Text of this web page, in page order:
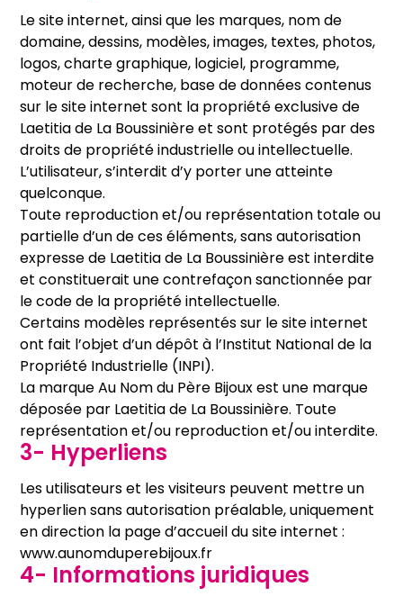
Le site internet, ainsi que les marques, nom de
domaine, dessins, modèles, images, textes, photos,
logos, charte graphique, logiciel, programme,
moteur de recherche, base de données contenus
sur le site internet sont la propriété exclusive de
Laetitia de La Boussinière et sont protégés par des
droits de propriété industrielle ou intellectuelle.
L’utilisateur, s’interdit d’y porter une atteinte
quelconque.
Toute reproduction et/ou représentation totale ou
partielle d’un de ces éléments, sans autorisation
expresse de Laetitia de La Boussinière est interdite
et constituerait une contrefaçon sanctionnée par
le code de la propriété intellectuelle.
Certains modèles représentés sur le site internet
ont fait l’objet d’un dépôt à l’Institut National de la
Propriété Industrielle (INPI).
La marque Au Nom du Père Bijoux est une marque
déposée par Laetitia de La Boussinière. Toute
représentation et/ou reproduction et/ou interdite.
3- Hyperliens
Les utilisateurs et les visiteurs peuvent mettre un
hyperlien sans autorisation préalable, uniquement
en direction la page d’accueil du site internet :
www.aunomduperebijoux.fr
4- Informations juridiques